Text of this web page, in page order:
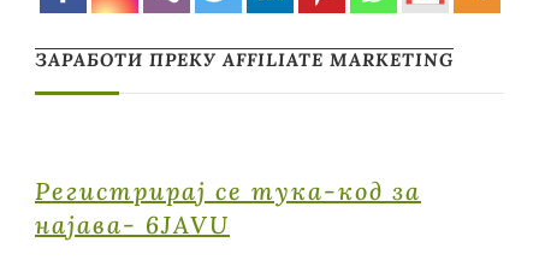
ЗАРАБОТИ ПРЕКУ AFFILIATE MARKETING
Регистрирај се тука-код за
најава- 6JAVU